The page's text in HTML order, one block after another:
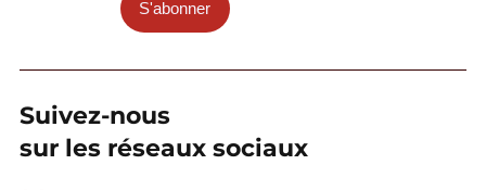
S'abonner
Suivez-nous
sur les réseaux sociaux